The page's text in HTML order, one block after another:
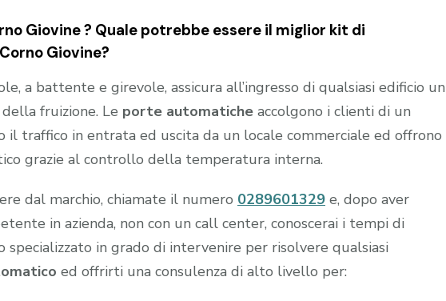
Giovine ? Quale potrebbe essere il miglior kit di
Giovine?
a battente e girevole, assicura all’ingresso di qualsiasi edificio un
fruizione. Le porte automatiche accolgono i clienti di un
il traffico in entrata ed uscita da un locale commerciale ed offrono
grazie al controllo della temperatura interna.
dal marchio, chiamate il numero 0289601329 e, dopo aver
in azienda, non con un call center, conoscerai i tempi di
in grado di intervenire per risolvere qualsiasi
ed offrirti una consulenza di alto livello per: